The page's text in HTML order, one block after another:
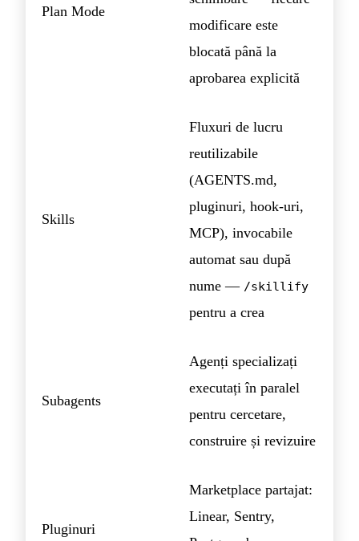
Plan Mode
modificare este
blocată până la
aprobarea explicită
Skills
Fluxuri de lucru
reutilizabile
(AGENTS.md,
pluginuri, hook-uri,
MCP), invocabile
automat sau după
nume — /skillify
pentru a crea
Subagents
Agenți specializați
executați în paralel
pentru cercetare,
construire și revizuire
Pluginuri
Marketplace partajat:
Linear, Sentry,